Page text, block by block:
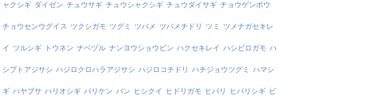
ャクシギ ダイゼン チュウサギ チュウシャクシギ チュウダイサギ チョウゲンボウ
チョウセンウグイス ツクシガモ ツグミ ツバメ ツバメチドリ ツミ ツメナガセキレ
イ ツルシギ トウネン ナベヅル ナンヨウショウビン ハクセキレイ ハシビロガモ ハ
シブトアジサシ ハジロクロハラアジサシ ハジロコチドリ ハチジョウツグミ ハマシ
ギ ハヤブサ ハリオシギ バリケン バン ヒシクイ ヒドリガモ ヒバリ ヒバリシギ ビ